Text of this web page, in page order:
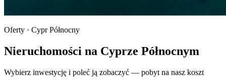
Oferty · Cypr Północny
Nieruchomości na Cyprze Północnym
Wybierz inwestycję i poleć ją zobaczyć — pobyt na nasz koszt